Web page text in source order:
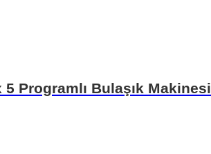
Programlı Bulaşık Makinesi